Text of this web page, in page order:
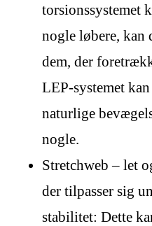
torsionssystemet
nogle løbere, kan
dem, der
LEP-systemet
naturlige
nogle.
Stretchweb – let
der tilpasser sig
stabilitet: Dette